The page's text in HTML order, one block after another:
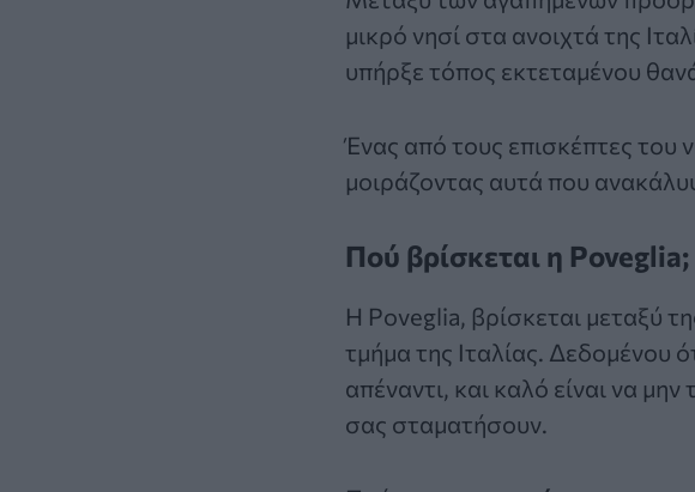
μικρό νησί στα ανοιχτά της
υπήρξε τόπος εκτεταμένου
Ένας από τους επισκέπτες του
μοιράζοντας αυτά που
Πού βρίσκεται η Poveglia;
Η Poveglia, βρίσκεται μεταξύ
τμήμα της Ιταλίας. Δεδομένου
απέναντι, και καλό είναι να
σας σταματήσουν.